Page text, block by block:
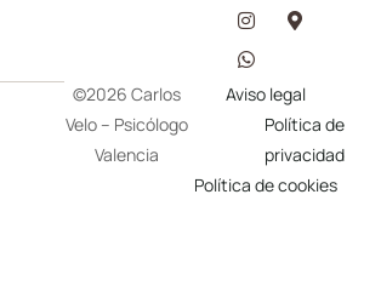
©2026 Carlos
Velo – Psicólogo
Valencia
Aviso legal
Política de
privacidad
Política de cookies